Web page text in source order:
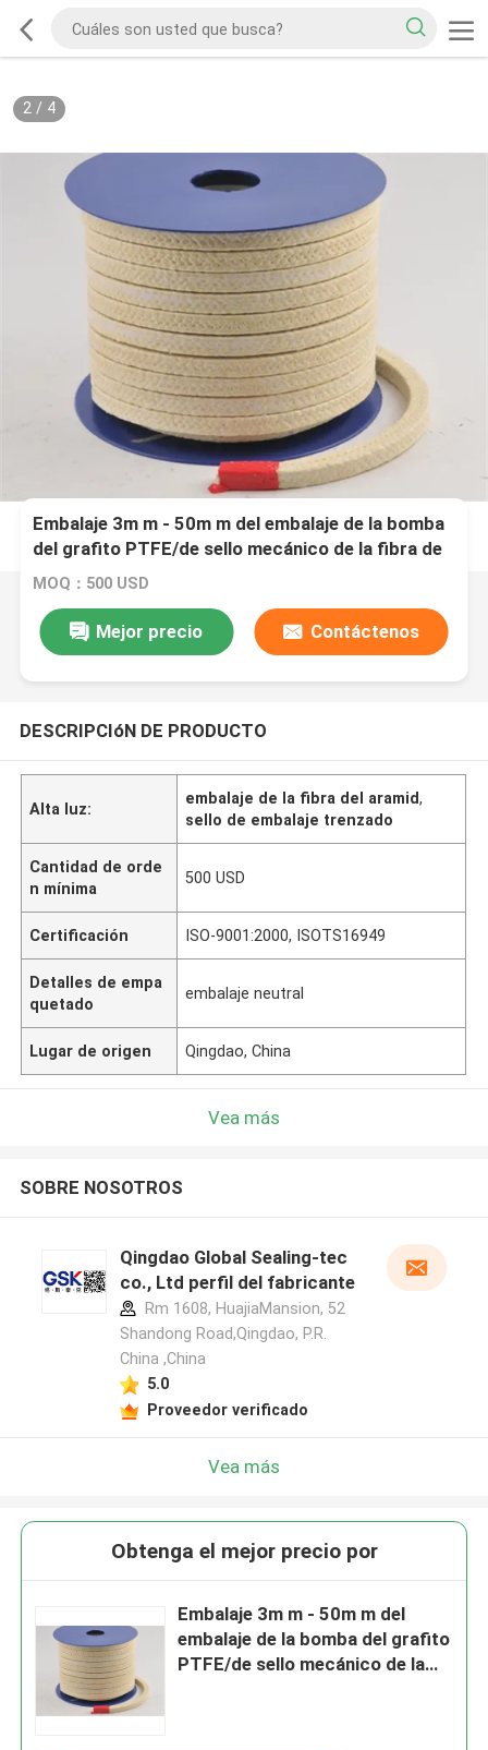
2/ 4
Embalaje 3m m - 50m m del embalaje de la bomba
del grafito PTFE/de sello mecánico de la fibra de
Aramid
MOQ：500 USD
Mejor precio Contáctenos
DESCRIPCIóN DE PRODUCTO
Alta luz:
embalaje de la fibra del aramid,
sello de embalaje trenzado
Cantidad de orde
n mínima
500 USD
Certificación ISO-9001:2000, ISOTS16949
Detalles de empa
quetado
embalaje neutral
Lugar de origen Qingdao, China
Vea más
SOBRE NOSOTROS
Qingdao Global Sealing-tec
co., Ltd perfil del fabricante
Rm 1608, HuajiaMansion, 52
Shandong Road,Qingdao, P.R.
China ,China
5.0
Proveedor verificado
Vea más
Obtenga el mejor precio por
Embalaje 3m m - 50m m del
embalaje de la bomba del grafito
PTFE/de sello mecánico de la